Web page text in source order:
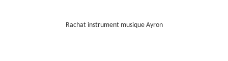
Rachat instrument musique Ayron